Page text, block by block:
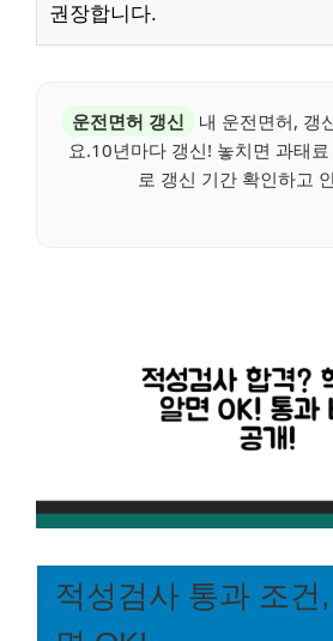
권장합니다.
운전면허 갱신
내 운전면허, 갱
요.10년마다 갱신! 놓치면 과태
로 갱신 기간 확인하고
적성검사 통과 조건